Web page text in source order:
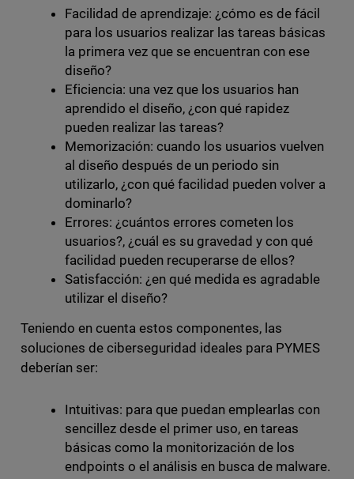
Facilidad de aprendizaje: ¿cómo es de fácil
para los usuarios realizar las tareas básicas
la primera vez que se encuentran con ese
diseño?
Eficiencia: una vez que los usuarios han
aprendido el diseño, ¿con qué rapidez
pueden realizar las tareas?
Memorización: cuando los usuarios vuelven
al diseño después de un periodo sin
utilizarlo, ¿con qué facilidad pueden volver a
dominarlo?
Errores: ¿cuántos errores cometen los
usuarios?, ¿cuál es su gravedad y con qué
facilidad pueden recuperarse de ellos?
Satisfacción: ¿en qué medida es agradable
utilizar el diseño?
Teniendo en cuenta estos componentes, las
soluciones de ciberseguridad ideales para PYMES
deberían ser:
Intuitivas: para que puedan emplearlas con
sencillez desde el primer uso, en tareas
básicas como la monitorización de los
endpoints o el análisis en busca de malware.